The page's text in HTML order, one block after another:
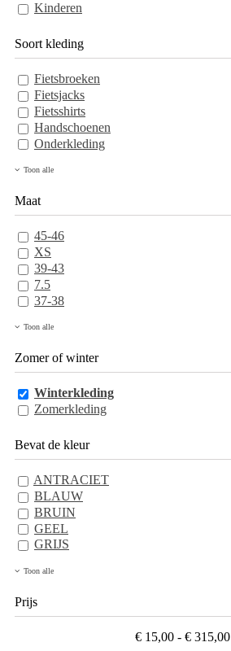
Kinderen
Soort kleding
Fietsbroeken
Fietsjacks
Fietsshirts
Handschoenen
Onderkleding
Toon alle
Maat
45-46
XS
39-43
7.5
37-38
Toon alle
Zomer of winter
Winterkleding
Zomerkleding
Bevat de kleur
ANTRACIET
BLAUW
BRUIN
GEEL
GRIJS
Toon alle
Prijs
€ 15,00 - € 315,00